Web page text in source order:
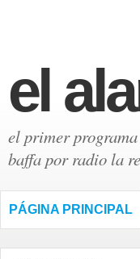
el
el primer
baffa por radio la
PÁGINA PRINCIPAL